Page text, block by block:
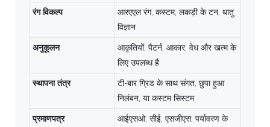
रंग विकल्प
आरएएल रंग, कस्टम, लकड़ी के टन, धातु
विज्ञान
अनुकूलन
आकृतियों, पैटर्न, आकार, वेध और खत्म के
लिए उपलब्ध है
स्थापना तंत्र
टी-बार ग्रिड के साथ संगत, छुपा हुआ
निलंबन, या कस्टम सिस्टम
प्रमाणपत्र
आईएसओ, सीई, एसजीएस, पर्यावरण के